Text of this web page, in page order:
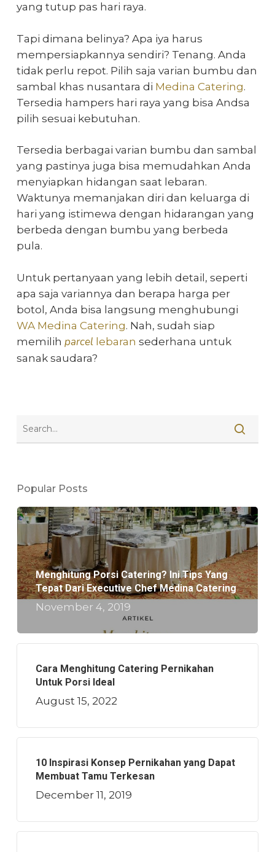
yang tutup pas hari raya.
Tapi dimana belinya? Apa iya harus
mempersiapkannya sendiri? Tenang. Anda
tidak perlu repot. Pilih saja varian bumbu dan
sambal khas nusantara di Medina Catering.
Tersedia hampers hari raya yang bisa Andsa
pilih sesuai kebutuhan.
Tersedia berbagai varian bumbu dan sambal
yang pastinya juga bisa memudahkan Anda
menyiapkan hidangan saat lebaran.
Waktunya memanjakan diri dan keluarga di
hari yang istimewa dengan hidarangan yang
berbeda dengan bumbu yang berbeda
pula.
Untuk pertanyaan yang lebih detail, seperti
apa saja variannya dan berapa harga per
botol, Anda bisa langsung menghubungi
WA Medina Catering. Nah, sudah siap
memilih parcel lebaran sederhana untuk
sanak saudara?
Popular Posts
Menghitung Porsi Catering? Ini Tips Yang
Tepat Dari Executive Chef Medina Catering
November 4, 2019
Cara Menghitung Catering Pernikahan
Untuk Porsi Ideal
August 15, 2022
10 Inspirasi Konsep Pernikahan yang Dapat
Membuat Tamu Terkesan
December 11, 2019